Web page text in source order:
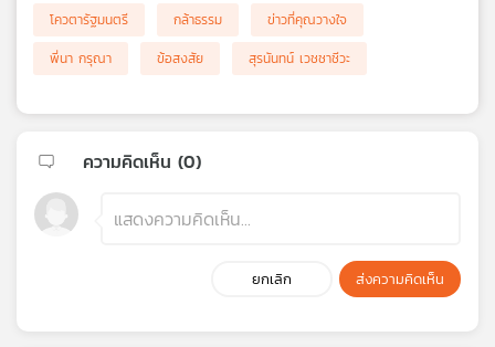
โควตารัฐมนตรี
กล้าธรรม
ข่าวที่คุณวางใจ
พี่นา กรุณา
ข้อสงสัย สุรนันทน์ เวชชาชีวะ
ความคิดเห็น (0)
ยกเลิก ส่งความคิดเห็น